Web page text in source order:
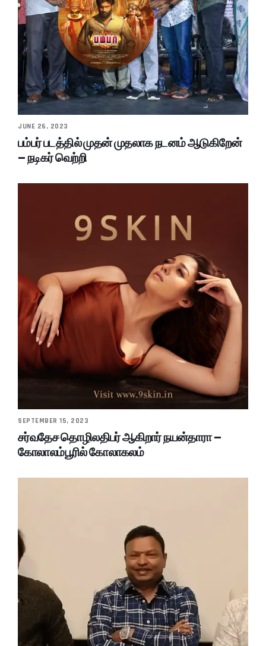
JUNE 26, 2023
பம்பர் படத்தில் முதன் முதலாக நடனம் ஆடுகிறேன்
– நடிகர் வெற்றி
SEPTEMBER 15, 2023
சர்வதேச தொழிலதிபர் ஆகிறார் நயன்தாரா –
கோலாலம்பூரில் கோலாகலம்